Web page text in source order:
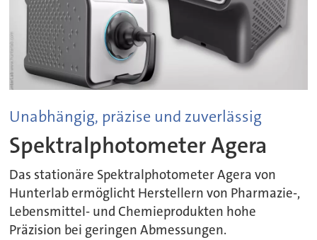
Unabhängig, präzise und zuverlässig
Spektralphotometer Agera
Das stationäre Spektralphotometer Agera von
Hunterlab ermöglicht Herstellern von Pharmazie-,
Lebensmittel- und Chemieprodukten hohe
Präzision bei geringen Abmessungen.